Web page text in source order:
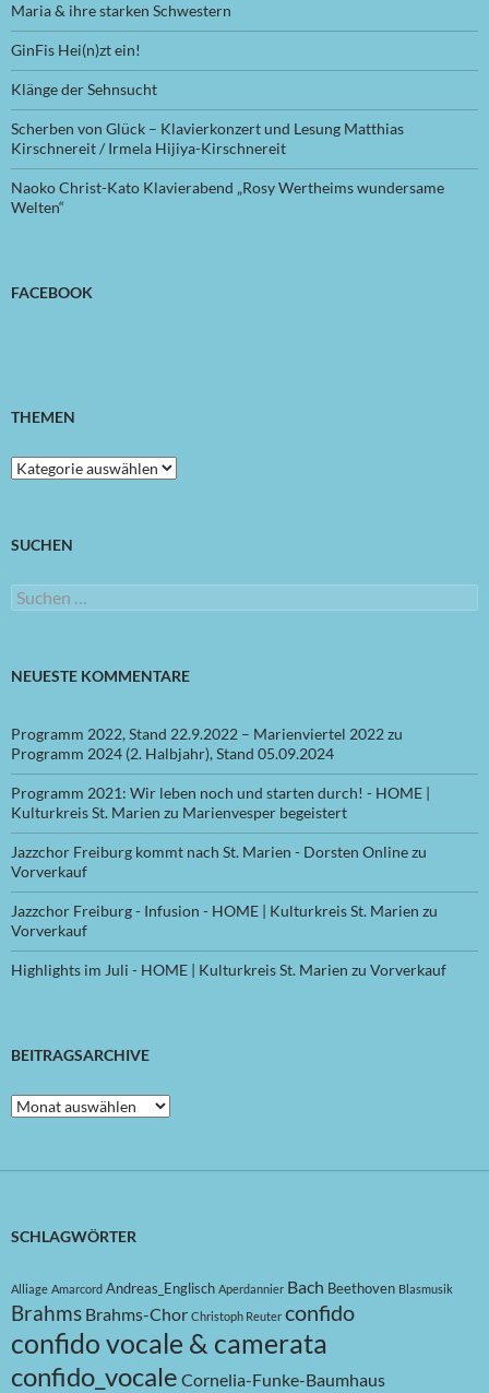
Maria & ihre starken Schwestern
GinFis Hei(n)zt ein!
Klänge der Sehnsucht
Scherben von Glück – Klavierkonzert und Lesung Matthias
Kirschnereit / Irmela Hijiya-Kirschnereit
Naoko Christ-Kato Klavierabend „Rosy Wertheims wundersame
Welten“
FACEBOOK
THEMEN
Themen
SUCHEN
Suchen
nach:
NEUESTE KOMMENTARE
Programm 2022, Stand 22.9.2022 – Marienviertel 2022zu
Programm 2024 (2. Halbjahr), Stand 05.09.2024
Programm 2021: Wir leben noch und starten durch! - HOME |
Kulturkreis St. Marien zu Marienvesper begeistert
Jazzchor Freiburg kommt nach St. Marien - Dorsten Onlinezu
Vorverkauf
Jazzchor Freiburg - Infusion - HOME | Kulturkreis St. Marien zu
Vorverkauf
Highlights im Juli - HOME | Kulturkreis St. Marien zu Vorverkauf
BEITRAGSARCHIVE
Beitragsarchive
SCHLAGWÖRTER
Alliage Amarcord Andreas_Englisch Aperdannier Bach Beethoven Blasmusik
Brahms Brahms-Chor Christoph Reuter confido
confido vocale & camerata
confido_vocale Cornelia-Funke-Baumhaus